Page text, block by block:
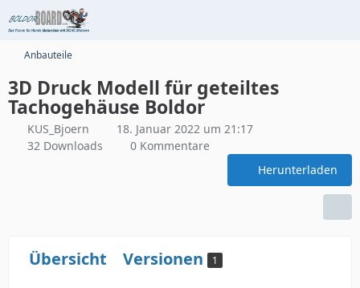
Anbauteile
3D Druck Modell für geteiltes
Tachogehäuse Boldor
KUS_Bjoern
18. Januar 2022 um 21:17
32 Downloads
0 Kommentare
Herunterladen
Übersicht Versionen 1